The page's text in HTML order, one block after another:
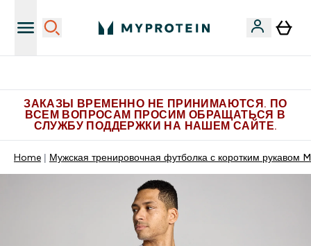
ЗАКАЗЫ ВРЕМЕННО НЕ ПРИНИМАЮТСЯ. ПО
ВСЕМ ВОПРОСАМ ПРОСИМ ОБРАЩАТЬСЯ В
СЛУЖБУ ПОДДЕРЖКИ НА НАШЕМ САЙТЕ.
Home Мужская тренировочная футболка с коротким рукавом